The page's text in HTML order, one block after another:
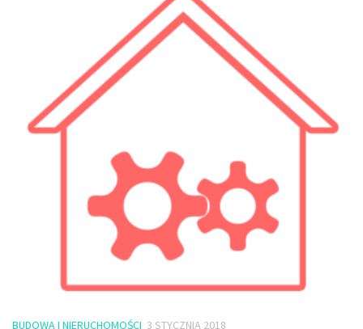
BUDOWA I NIERUCHOMOŚCI 3 STYCZNIA 2018